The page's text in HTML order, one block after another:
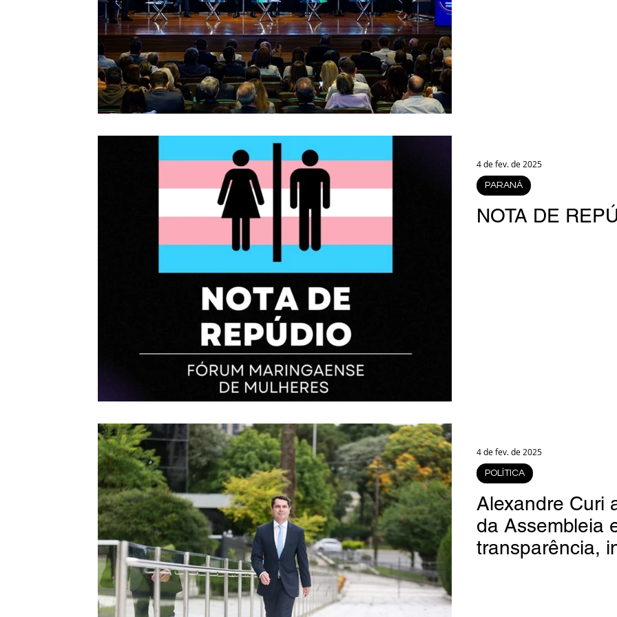
NOTA DE
PARANÁ
4 de fev. de 2025
Alexandre Curi
da Assembleia
transparência,
POLÍTICA
4 de fev. de 2025